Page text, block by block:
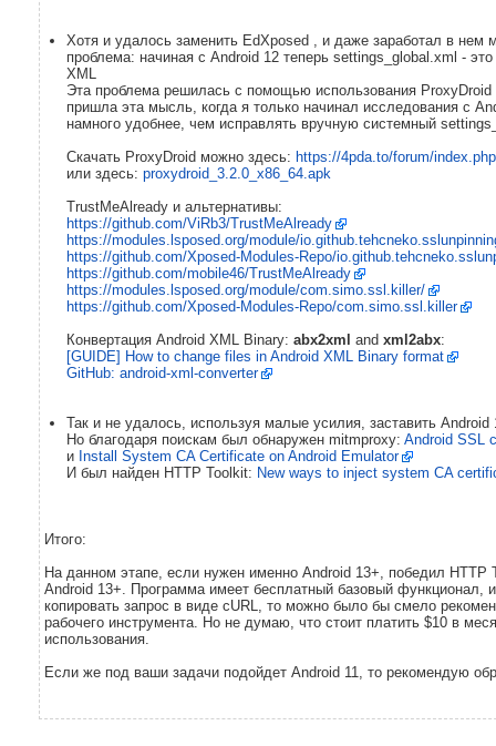
Хотя и удалось заменить EdXposed , и даже заработал в нем
проблема: начиная с Android 12 теперь settings_global.xml -
XML
Эта проблема решилась с помощью использования
пришла эта мысль, когда я только начинал исследования с
намного удобнее, чем исправлять вручную системный
Скачать ProxyDroid можно здесь: https://4pda.to/forum/
или здесь: proxydroid_3.2.0_x86_64.apk
TrustMeAlready и альтернативы:
https://github.com/ViRb3/TrustMeAlready
https://modules.lsposed.org/module/
https://github.com/Xposed-Modules-Repo/
https://github.com/mobile46/TrustMeAlready
https://modules.lsposed.org/module/com.simo.ssl.killer/
https://github.com/Xposed-Modules-Repo/com.simo.ssl.killer
Конвертация Android XML Binary: abx2xml and xml2abx:
[GUIDE] How to change files in Android XML Binary format
GitHub: android-xml-converter
Так и не удалось, используя малые усилия, заставить
Но благодаря поискам был обнаружен mitmproxy: Android SSL
и Install System CA Certificate on Android Emulator
И был найден HTTP Toolkit: New ways to inject system CA
Итого:
На данном этапе, если нужен именно Android 13+, победил HTTP
Android 13+. Программа имеет бесплатный базовый
копировать запрос в виде cURL, то можно было бы смело
рабочего инструмента. Но не думаю, что стоит платить $10 в
использования.
Если же под ваши задачи подойдет Android 11, то рекомендую